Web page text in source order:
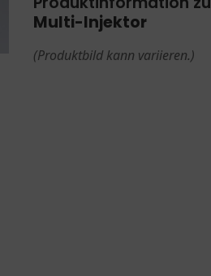
Multi-Injektor
(Produktbild kann variieren.)